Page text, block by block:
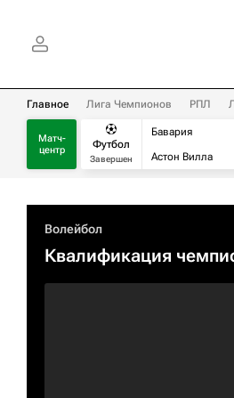
Главное Лига Чемпионов РПЛ
Матч-
центр
Футбол
Завершен
Бавария
Астон Вилла
Волейбол
Квалификация